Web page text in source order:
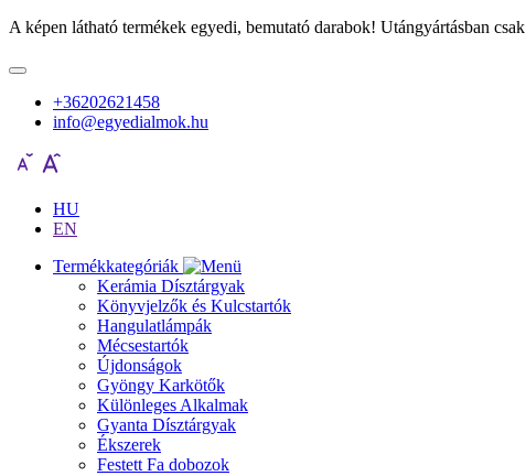
A képen látható termékek egyedi, bemutató darabok! Utángyártásban
+36202621458
info@egyedialmok.hu
HU
EN
Termékkategóriák
Kerámia Dísztárgyak
Könyvjelzők és Kulcstartók
Hangulatlámpák
Mécsestartók
Újdonságok
Gyöngy Karkötők
Különleges Alkalmak
Gyanta Dísztárgyak
Ékszerek
Festett Fa dobozok